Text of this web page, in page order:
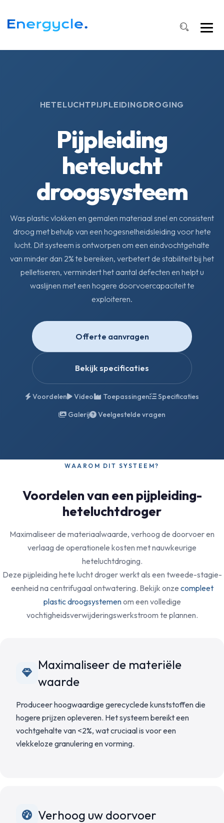
HETELUCHTPIJPLEIDINGDROGING
Pijpleiding
hetelucht
droogsysteem
Was plastic vlokken en gemalen materiaal snel en consistent
droog met behulp van een hogesnelheidsleiding voor hete
lucht. Dit systeem is ontworpen om een eindvochtgehalte
van minder dan 2% te bereiken, verbetert de stabiliteit bij het
pelletiseren, vermindert het aantal defecten en helpt u
waslijnen met een hogere doorvoercapaciteit te
exploiteren.
Offerte aanvragen
Bekijk specificaties
Voordelen Video Toepassingen
Specificaties
Galerij
Veelgestelde vragen
WAAROM DIT SYSTEEM?
Voordelen van een pijpleiding-
heteluchtdroger
Maximaliseer de materiaalwaarde, verhoog de doorvoer en
verlaag de operationele kosten met nauwkeurige
heteluchtdroging.
Deze pijpleiding hete lucht droger werkt als een tweede-stagie-
eenheid na centrifugaal ontwatering. Bekijk onze compleet
plastic droogsystemenom een volledige
vochtigheidsverwijderingswerkstroom te plannen.
Maximaliseer de materiële
waarde
Produceer hoogwaardige gerecyclede kunststoffen die
hogere prijzen opleveren. Het systeem bereikt een
vochtgehalte van <2%, wat cruciaal is voor een
vlekkeloze granulering en vorming.
Verhoog uw doorvoer